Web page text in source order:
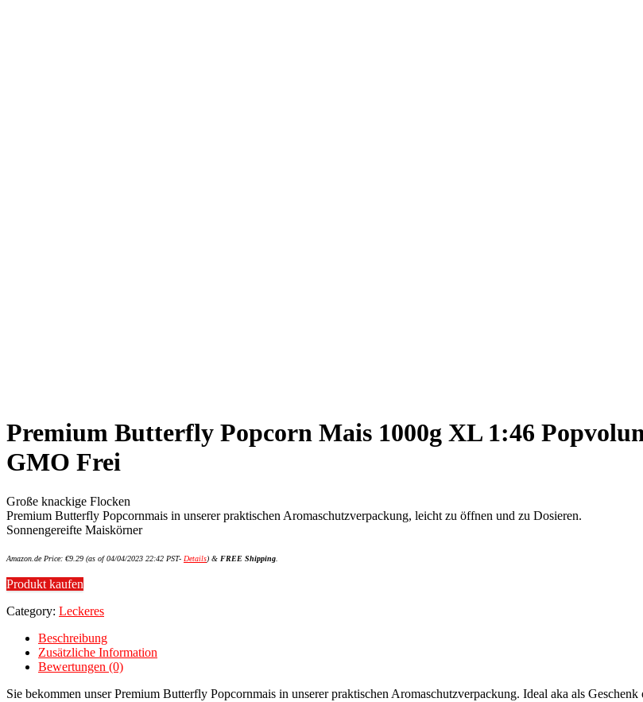
Premium Butterfly Popcorn Mais 1000g XL 1:46
GMO Frei
Große knackige Flocken
Premium Butterfly Popcornmais in unserer praktischen Aromaschutzverpackung, leicht zu öffnen und zu Dosieren.
Sonnengereifte Maiskörner
Amazon.de Price: €9.29 (as of 04/04/2023 22:42 PST- Details) & FREE Shipping
Produkt kaufen
Category: Leckeres
Beschreibung
Zusätzliche Information
Bewertungen (0)
Sie bekommen unser Premium Butterfly Popcornmais in unserer praktischen Aromaschutzverpackung. Ideal aka als